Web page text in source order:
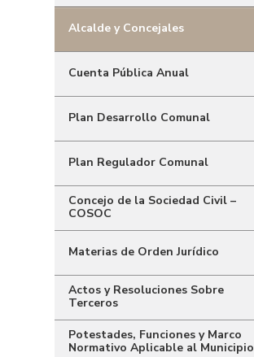
Alcalde y Concejales
Cuenta Pública Anual
Plan Desarrollo Comunal
Plan Regulador Comunal
Concejo de la Sociedad Civil –
COSOC
Materias de Orden Jurídico
Actos y Resoluciones Sobre
Terceros
Potestades, Funciones y Marco
Normativo Aplicable al Municipio